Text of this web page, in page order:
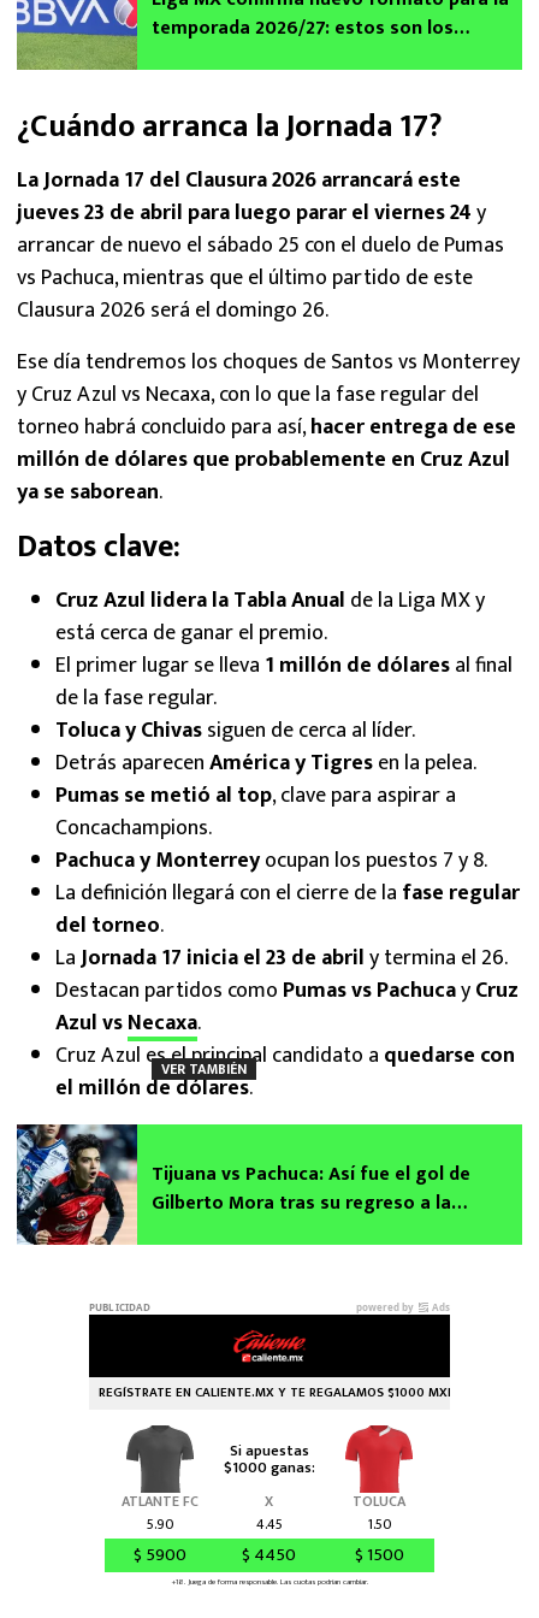
temporada 2026/27: estos son los
¿Cuándo arranca la Jornada 17?
La Jornada 17 del Clausura 2026 arrancará este
jueves 23 de abril para luego parar el viernes 24y
arrancar de nuevo el sábado 25 con el duelo de Pumas
vs Pachuca, mientras que el último partido de este
Clausura 2026 será el domingo 26.
Ese día tendremos los choques de Santos vs Monterrey
y Cruz Azul vs Necaxa, con lo que la fase regular del
torneo habrá concluido para así,hacer entrega de ese
millón de dólares que probablemente en Cruz Azul
ya se saborean.
Datos clave:
Cruz Azul lidera la Tabla Anual de la Liga MX y
está cerca de ganar el premio.
El primer lugar se lleva 1 millón de dólaresal final
de la fase regular.
Toluca y Chivassiguen de cerca al líder.
Detrás aparecenAmérica y Tigresen la pelea.
Pumas se metió al top, clave para aspirar a
Concachampions.
Pachuca y Monterreyocupan los puestos 7 y 8.
La definición llegará con el cierre de la fase regular
del torneo.
LaJornada 17 inicia el 23 de abrily termina el 26.
Destacan partidos como Pumas vs PachucayCruz
Azul vsNecaxa.
Cruz Azul es el principal candidato a quedarse con
el millón de dólares.
VER TAMBIÉN
Tijuana vs Pachuca: Así fue el gol de
Gilberto Mora tras su regreso a la